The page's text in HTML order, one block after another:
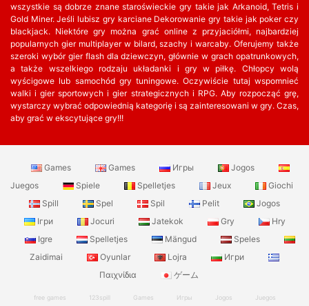
wszystkie są dobrze znane staroświeckie gry takie jak Arkanoid, Tetris i
Gold Miner. Jeśli lubisz gry karciane Dekorowanie gry takie jak poker czy
blackjack. Niektóre gry można grać online z przyjaciółmi, najbardziej
popularnych gier multiplayer w bilard, szachy i warcaby. Oferujemy także
szeroki wybór gier flash dla dziewczyn, głównie w grach opatrunkowych,
a także wszelkiego rodzaju układanki i gry w piłkę. Chłopcy wolą
wyścigowe lub samochód gry tuningowe. Oczywiście tutaj wspomnieć
walki i gier sportowych i gier strategicznych i RPG. Aby rozpocząć grę,
wystarczy wybrać odpowiednią kategorię i są zainteresowani w gry. Czas,
aby grać w ekscytujące gry!!!
Games Games Игры
Jogos
Juegos
Spiele Spelletjes Jeux
Giochi
Spill
Spel Spil Pelit
Jogos
Ігри
Jocuri Jatekok Gry
Hry
Igre
Spelletjes Mängud
Speles
Zaidimai
Oyunlar Lojra
Игри
Παιχνίδια
ゲーム
free games 123spill Games Игры Jogos Juegos